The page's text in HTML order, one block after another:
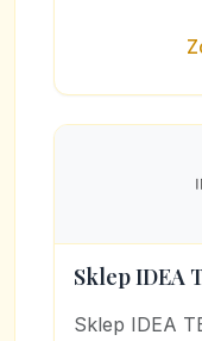
Sklep IDEA
Sklep IDEA